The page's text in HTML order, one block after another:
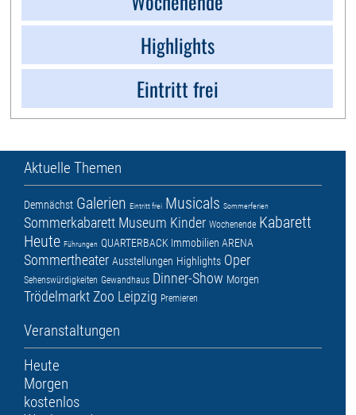
Highlights
Eintritt frei
Aktuelle Themen
Demnächst Galerien Eintritt frei Musicals Sommerferien
Sommerkabarett Museum Kinder Wochenende Kabarett
Heute Führungen QUARTERBACK Immobilien ARENA
Sommertheater Ausstellungen Highlights Oper
Sehenswürdigkeiten Gewandhaus Dinner-Show Morgen
Trödelmarkt Zoo Leipzig Premieren
Veranstaltungen
Heute
Morgen
kostenlos